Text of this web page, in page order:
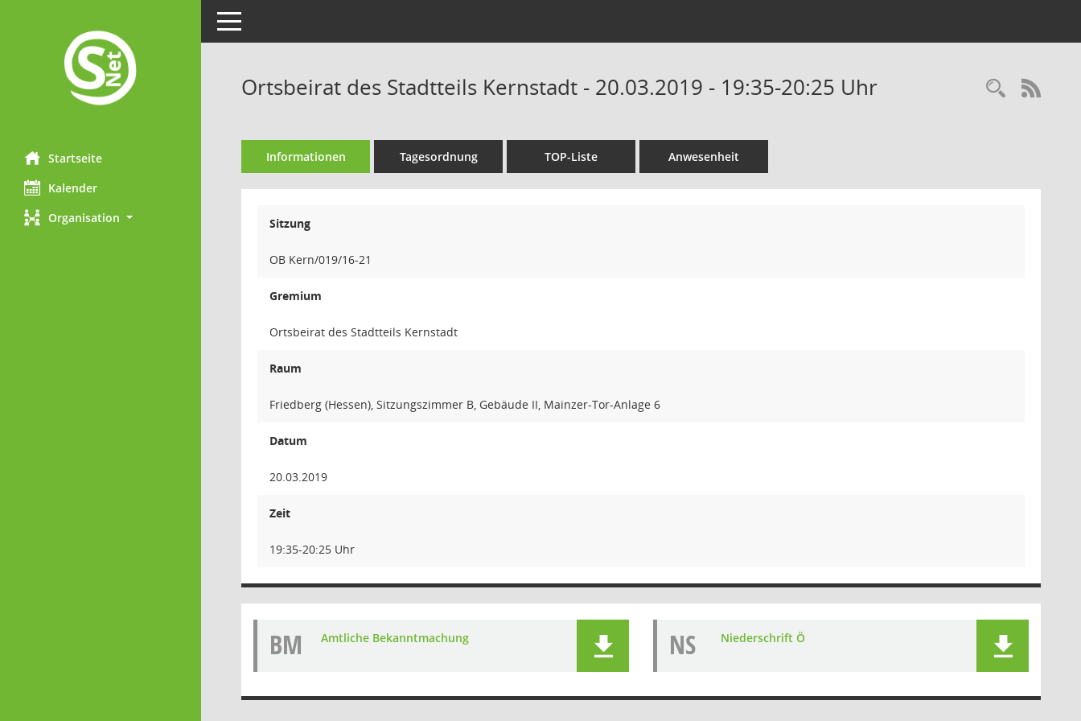
Startseite
Kalender
Organisation
Toggle navigation
Ortsbeirat des Stadtteils Kernstadt - 20.03.2019 - 19:35-20:25 Uhr
Informationen Tagesordnung TOP-Liste Anwesenheit
Sitzung
OB Kern/019/16-21
Gremium
Ortsbeirat des Stadtteils Kernstadt
Raum
Friedberg (Hessen), Sitzungszimmer B, Gebäude II, Mainzer-Tor-Anlage 6
Datum
20.03.2019
Zeit
19:35-20:25 Uhr
BM Amtliche Bekanntmachung NS Niederschrift Ö